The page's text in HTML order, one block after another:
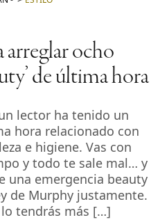
arreglar ocho
de última hora
lector ha tenido un
hora relacionado con
e higiene. Vas con
y todo te sale mal… y
una emergencia beauty
de Murphy justamente.
tendrás más […]